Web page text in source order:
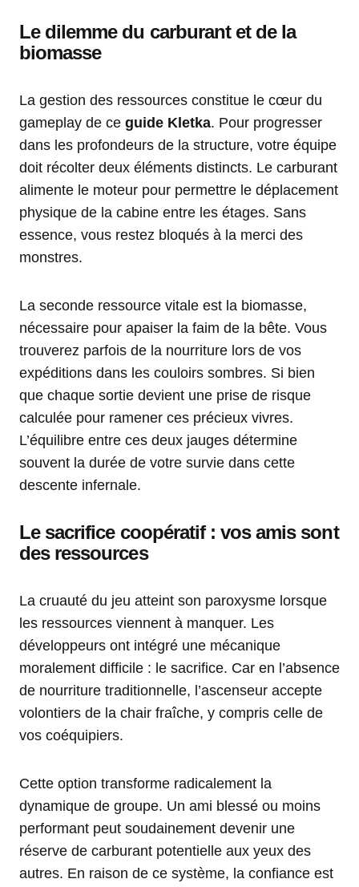
Le dilemme du carburant et de la
biomasse
La gestion des ressources constitue le cœur du
gameplay de ce guide Kletka. Pour progresser
dans les profondeurs de la structure, votre équipe
doit récolter deux éléments distincts. Le carburant
alimente le moteur pour permettre le déplacement
physique de la cabine entre les étages. Sans
essence, vous restez bloqués à la merci des
monstres.
La seconde ressource vitale est la biomasse,
nécessaire pour apaiser la faim de la bête. Vous
trouverez parfois de la nourriture lors de vos
expéditions dans les couloirs sombres. Si bien
que chaque sortie devient une prise de risque
calculée pour ramener ces précieux vivres.
L’équilibre entre ces deux jauges détermine
souvent la durée de votre survie dans cette
descente infernale.
Le sacrifice coopératif : vos amis sont
des ressources
La cruauté du jeu atteint son paroxysme lorsque
les ressources viennent à manquer. Les
développeurs ont intégré une mécanique
moralement difficile : le sacrifice. Car en l’absence
de nourriture traditionnelle, l’ascenseur accepte
volontiers de la chair fraîche, y compris celle de
vos coéquipiers.
Cette option transforme radicalement la
dynamique de groupe. Un ami blessé ou moins
performant peut soudainement devenir une
réserve de carburant potentielle aux yeux des
autres. En raison de ce système, la confiance est